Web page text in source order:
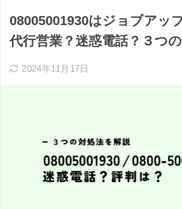
08005001930はジョブアッ
代行営業？迷惑電話？３つ
2024年11月17日